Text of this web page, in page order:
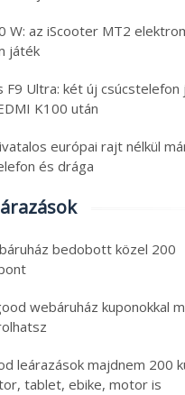
W: az iScooter MT2
játék
F9 Ultra: két új
K100 után
európai rajt nélkül
és drága
bedobott közel 200
webáruház kuponokkal
leárazások majdnem 200
tablet, ebike, motor is